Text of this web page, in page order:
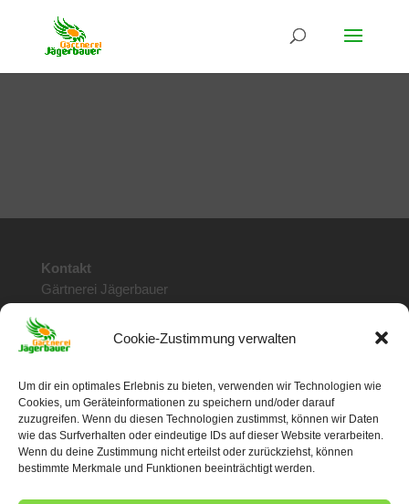
Cookie-Zustimmung verwalten
Um dir ein optimales Erlebnis zu bieten, verwenden wir Technologien wie
Cookies, um Geräteinformationen zu speichern und/oder darauf
zuzugreifen. Wenn du diesen Technologien zustimmst, können wir Daten
wie das Surfverhalten oder eindeutige IDs auf dieser Website verarbeiten.
Wenn du deine Zustimmung nicht erteilst oder zurückziehst, können
bestimmte Merkmale und Funktionen beeinträchtigt werden.
Kontakt
Gärtnerei Jägerbauer
6020 Innsbruck / Tirol
Telefon: 0512 / 28 57 78
Öffnungszeiten:
Montag bis Freitag
von 8:30 bis 18.00 Uhr